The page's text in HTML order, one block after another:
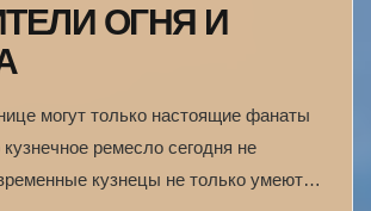
ОГНЯ И
могут только настоящие фанаты
кузнечное ремесло сегодня не
кузнецы не только умеют…